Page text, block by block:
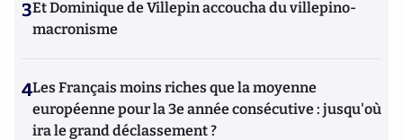
3Et Dominique de Villepin accoucha du villepino-
macronisme
4Les Français moins riches que la moyenne
européenne pour la 3e année consécutive : jusqu'où
ira le grand déclassement ?